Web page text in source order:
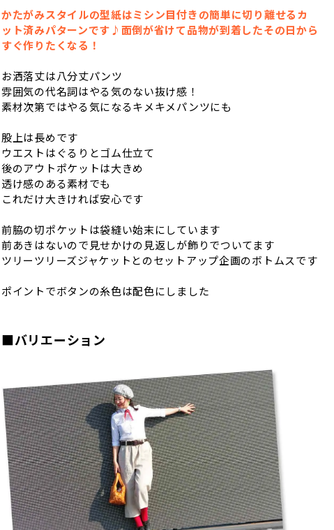
かたがみスタイルの型紙はミシン目付きの簡単に切り離せるカ
ット済みパターンです♪面倒が省けて品物が到着したその日から
すぐ作りたくなる！
お洒落丈は八分丈パンツ
雰囲気の代名詞はやる気のない抜け感！
素材次第ではやる気になるキメキメパンツにも
股上は長めです
ウエストはぐるりとゴム仕立て
後のアウトポケットは大きめ
透け感のある素材でも
これだけ大きければ安心です
前脇の切ポケットは袋縫い始末にしています
前あきはないので見せかけの見返しが飾りでついてます
ツリーツリーズジャケットとのセットアップ企画のボトムスです
ポイントでボタンの糸色は配色にしました
■バリエーション